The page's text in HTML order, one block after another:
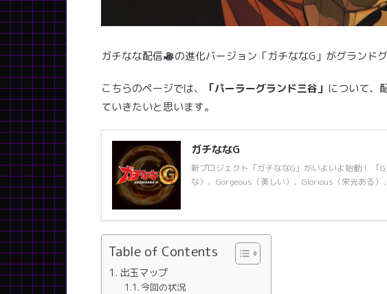
ガチなな配信 の進化バージョン「ガチななG」がグランド
こちらのページでは、 「パーラーグランド三谷」 について、
ていきたいと思います。
ガチななG
新プロジェクト「ガチななG」がいよいよ始動！
な）、Gorgeous（美しい）、Glorious（栄光ある
Table of Contents
出玉マップ
今回の状況